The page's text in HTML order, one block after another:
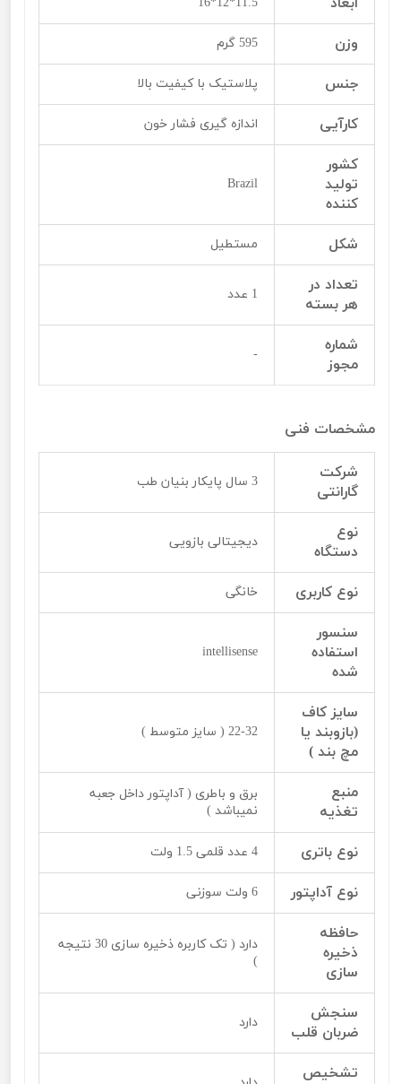
وزن 595 گرم
جنس پلاستیک با کیفیت بالا
کارآیی اندازه گیری فشار خون
کشور
تولید
کننده
Brazil
شکل مستطیل
تعداد در
هر بسته
1 عدد
شماره
مجوز
-
مشخصات فنی
شرکت
گارانتی
3 سال پایکار بنیان طب
نوع
دستگاه
دیجیتالی بازویی
نوع کاربری خانگی
سنسور
استفاده
شده
intellisense
سایز کاف
(بازوبند یا
مچ بند )
22-32 ( سایز متوسط )
منبع
تغذیه
برق و باطری ( آداپتور داخل جعبه
نمیباشد )
نوع باتری 4 عدد قلمی 1.5 ولت
نوع آداپتور 6 ولت سوزنی
حافظه
ذخیره
سازی
دارد ( تک کاربره ذخیره سازی 30 نتیجه
)
سنجش
ضربان قلب
دارد
تشخیص